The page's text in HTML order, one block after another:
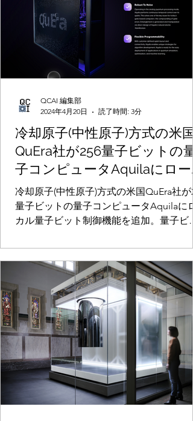
冷却原子(中性原子)方式の米国
QuEra社が256量子ビットの量
子コンピュータAquilaにロー
ル量子ビット制御機能を追加
量子ビットを個別に制御操作
能に。
冷却原子(中性原子)方式の米国QuEra社が
量子ビットの量子コンピュータAquilaに
カル量子ビット制御機能を追加。量子ビッ
QCAI 編集部
2024年4月20日
読了時間: 3分